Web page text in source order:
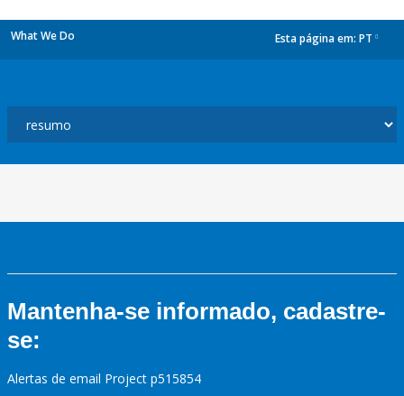
What We Do Esta página em: PT
Mantenha-se informado, cadastre-
se:
Alertas de email Project p515854